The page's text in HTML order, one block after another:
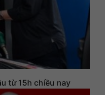
từ 15h chiều nay